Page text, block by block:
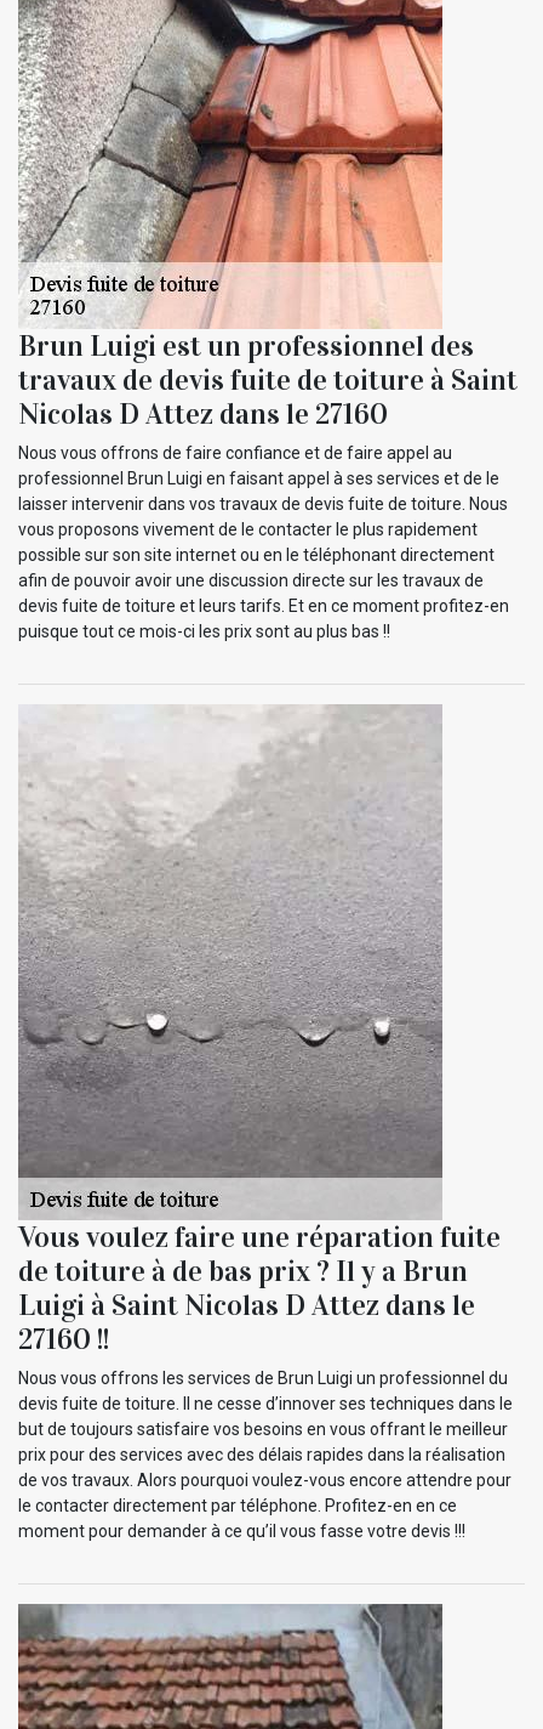
Brun Luigi est un professionnel des
travaux de devis fuite de toiture à Saint
Nicolas D Attez dans le 27160
Nous vous offrons de faire confiance et de faire appel au
professionnel Brun Luigi en faisant appel à ses services et de le
laisser intervenir dans vos travaux de devis fuite de toiture. Nous
vous proposons vivement de le contacter le plus rapidement
possible sur son site internet ou en le téléphonant directement
afin de pouvoir avoir une discussion directe sur les travaux de
devis fuite de toiture et leurs tarifs. Et en ce moment profitez-en
puisque tout ce mois-ci les prix sont au plus bas !!
Vous voulez faire une réparation fuite
de toiture à de bas prix ? Il y a Brun
Luigi à Saint Nicolas D Attez dans le
27160 !!
Nous vous offrons les services de Brun Luigi un professionnel du
devis fuite de toiture. Il ne cesse d’innover ses techniques dans le
but de toujours satisfaire vos besoins en vous offrant le meilleur
prix pour des services avec des délais rapides dans la réalisation
de vos travaux. Alors pourquoi voulez-vous encore attendre pour
le contacter directement par téléphone. Profitez-en en ce
moment pour demander à ce qu’il vous fasse votre devis !!!